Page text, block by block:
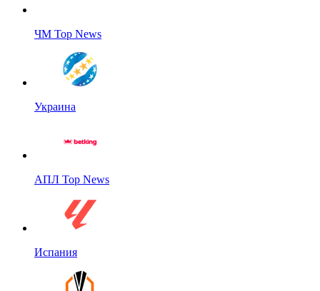
ЧМ Top News
Украина
АПЛ Top News
Испания